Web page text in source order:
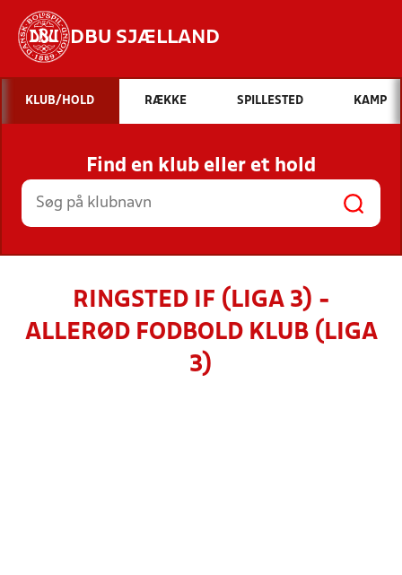
DBU SJÆLLAND
Hvad vil du søge efter?
INDHOLD OG NYHEDER
STILLINGER, RESULTATER, KLUBBER OG
HOLD
KLUB/HOLD RÆKKE SPILLESTED KAMP
Find en klub eller et hold
RINGSTED IF (LIGA 3) -
ALLERØD FODBOLD KLUB (LIGA
3)